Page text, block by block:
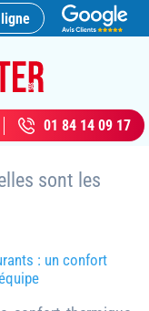
01 84 14 09 17
sont les
: un confort